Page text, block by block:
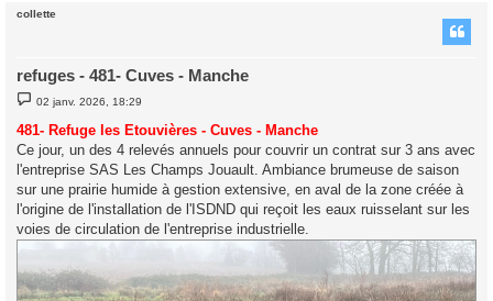
collette
refuges - 481- Cuves - Manche
M
e
s
s
a
g
e
02 janv. 2026, 18:29
481- Refuge les Etouvières - Cuves - Manche
Ce jour, un des 4 relevés annuels pour couvrir un contrat sur 3 ans avec
l'entreprise SAS Les Champs Jouault. Ambiance brumeuse de saison
sur une prairie humide à gestion extensive, en aval de la zone créée à
l'origine de l'installation de l'ISDND qui reçoit les eaux ruisselant sur les
voies de circulation de l'entreprise industrielle.